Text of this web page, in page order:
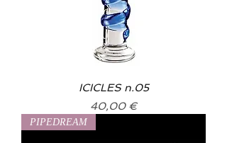
ICICLES n.05
Prix
40,00 €
PIPEDREAM